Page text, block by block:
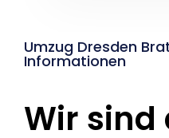
Umzug Dresden
Informationen
Wir sind